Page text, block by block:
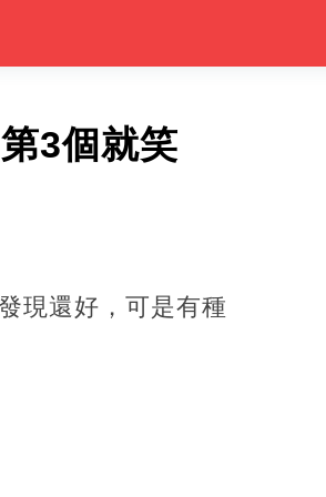
3個就笑
現還好，可是有種